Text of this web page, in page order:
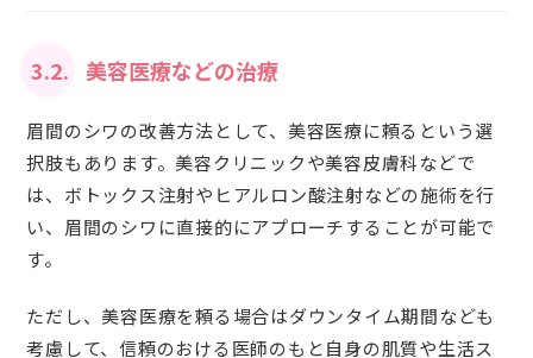
3.2. 美容医療などの治療
眉間のシワの改善方法として、美容医療に頼るという選
択肢もあります。美容クリニックや美容皮膚科などで
は、ボトックス注射やヒアルロン酸注射などの施術を行
い、眉間のシワに直接的にアプローチすることが可能で
す。
ただし、美容医療を頼る場合はダウンタイム期間なども
考慮して、信頼のおける医師のもと自身の肌質や生活ス